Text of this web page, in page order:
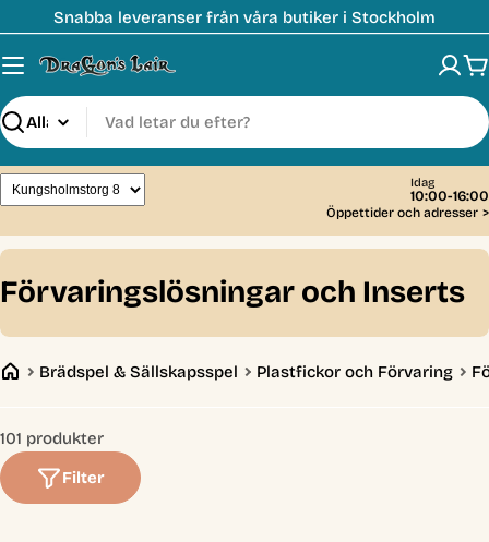
till
innehåll
Snabba leveranser från våra butiker i Stockholm
Sök
Idag
10:00-16:00
Öppettider och adresser >
C
o
l
e
c
t
Förvaringslösningar och Inserts
Brädspel & Sällskapsspel Plastfickor och Förvaring
101 produkter
Filter